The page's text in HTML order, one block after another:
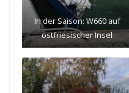
In der Saison: W660 auf
ostfriesischer Insel